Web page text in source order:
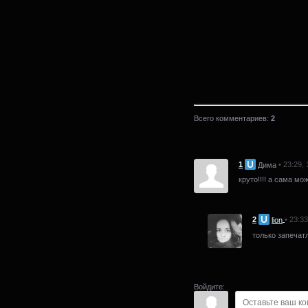
Всего комментариев: 2
1 Дима • 23:29,
круто!!!! а сама
2 lion •
только
Войдите: